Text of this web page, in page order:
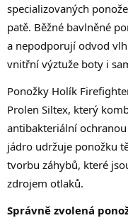
specializovaných
patě. Běžné bavlněné
a nepodporují odvod
vnitřní výztuže boty i
Ponožky Holík
Prolen Siltex, který
antibakteriální
jádro udržuje ponožku
tvorbu záhybů, které
zdrojem otlaků.
Správně zvolená